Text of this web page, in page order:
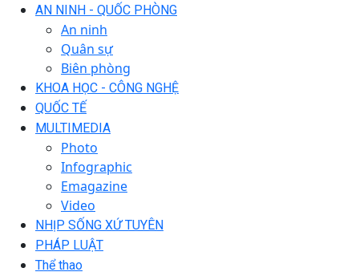
AN NINH - QUỐC PHÒNG
An ninh
Quân sự
Biên phòng
KHOA HỌC - CÔNG NGHỆ
QUỐC TẾ
MULTIMEDIA
Photo
Infographic
Emagazine
Video
NHỊP SỐNG XỨ TUYÊN
PHÁP LUẬT
Thể thao